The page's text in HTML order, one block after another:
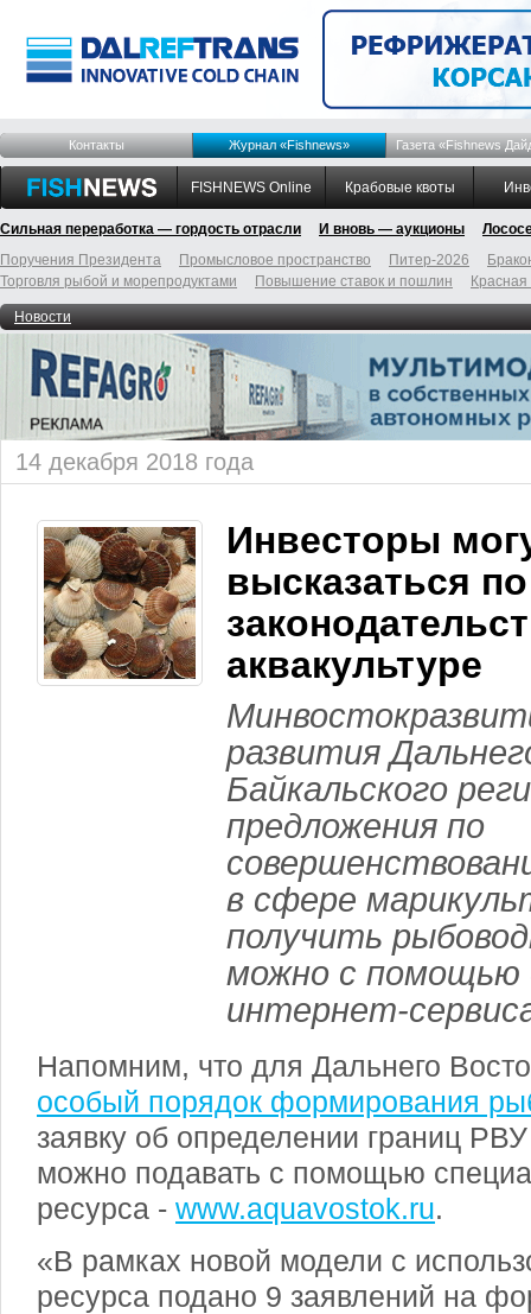
Контакты Журнал «Fishnews» Газета «Fishnews
FISHNEWS Online Крабовые квоты
Сильная переработка — гордость отрасли И вновь — аукционы
Поручения Президента
Промысловое пространство Питер-2026
Торговля рыбой и морепродуктами
Повышение ставок и пошлин
Новости
14 декабря 2018 года
Инвесторы
высказаться по
аквакультуре
развития
Байкальского
предложения по
в сфере
получить
можно с помощью
интернет-
Напомним, что для Дальнего
особый порядок формирования
заявку об определении границ
можно подавать с помощью
ресурса - www.aquavostok.ru.
«В рамках новой модели с
ресурса подано 9 заявлений на